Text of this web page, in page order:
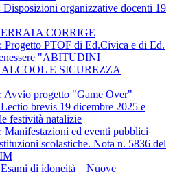
organizzative docenti 19
CORRIGE
Progetto PTOF di Ed.Civica e di Ed.
"ABITUDINI
E SICUREZZA
Avvio progetto "Game Over"
brevis 19 dicembre 2025 e
festività natalizie
Manifestazioni ed eventi pubblici
scolastiche. Nota n. 5836 del
di idoneità _ Nuove